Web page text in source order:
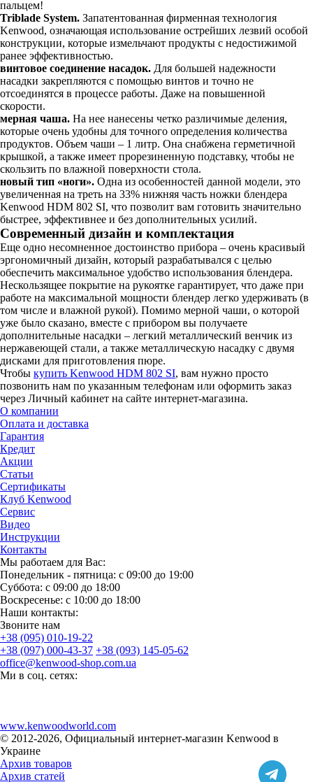
пальцем!
Triblade System. Запатентованная фирменная технология
Kenwood, означающая использование острейших лезвий особой
конструкции, которые измельчают продукты с недостижимой
ранее эффективностью.
винтовое соединение насадок. Для большей надежности
насадки закрепляются с помощью винтов и точно не
отсоединятся в процессе работы. Даже на повышенной
скорости.
мерная чаша. На нее нанесены четко различимые деления,
которые очень удобны для точного определения количества
продуктов. Объем чаши – 1 литр. Она снабжена герметичной
крышкой, а также имеет прорезиненную подставку, чтобы не
скользить по влажной поверхности стола.
новый тип «ноги». Одна из особенностей данной модели, это
увеличенная на треть на 33% нижняя часть ножки блендера
Kenwood HDM 802 SI, что позволит вам готовить значительно
быстрее, эффективнее и без дополнительных усилий.
Современный дизайн и комплектация
Еще одно несомненное достоинство прибора – очень красивый
эргономичный дизайн, который разрабатывался с целью
обеспечить максимальное удобство использования блендера.
Нескользящее покрытие на рукоятке гарантирует, что даже при
работе на максимальной мощности блендер легко удерживать (в
том числе и влажной рукой). Помимо мерной чаши, о которой
уже было сказано, вместе с прибором вы получаете
дополнительные насадки – легкий металлический венчик из
нержавеющей стали, а также металлическую насадку с двумя
дисками для приготовления пюре.
Чтобы купить Kenwood HDM 802 SI, вам нужно просто
позвонить нам по указанным телефонам или оформить заказ
через Личный кабинет на сайте интернет-магазина.
О компании
Оплата и доставка
Гарантия
Кредит
Акции
Статьи
Сертификаты
Клуб Kenwood
Сервис
Видео
Инструкции
Контакты
Мы работаем для Вас:
Понедельник - пятница: с 09:00 до 19:00
Суббота: с 09:00 до 18:00
Воскресенье: с 10:00 до 18:00
Наши контакты:
Звоните нам
+38 (095) 010-19-22
+38 (097) 000-43-37 +38 (093) 145-05-62
office@kenwood-shop.com.ua
Ми в соц. сетях:
www.kenwoodworld.com
© 2012-2026, Официальный интернет-магазин Kenwood в
Украине
Архив товаров
Архив статей